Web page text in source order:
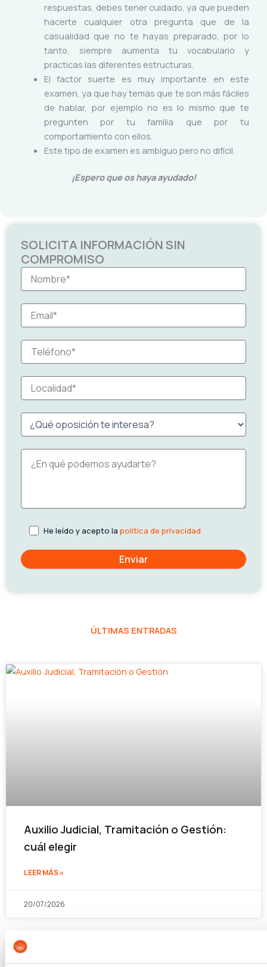
respuestas, debes tener cuidado, ya que pueden
hacerte cualquier otra pregunta que de la
casualidad que no te hayas preparado, por lo
tanto, siempre aumenta tu vocabulario y
practicas las diferentes estructuras.
El factor suerte es muy importante en este
examen, ya que hay temas que te son más fáciles
de hablar, por ejemplo no es lo mismo que te
pregunten por tu familia que por tu
comportamiento con ellos.
Este tipo de examen es ambiguo pero no difícil.
¡Espero que os haya ayudado!
SOLICITA INFORMACIÓN SIN
COMPROMISO
He leído y acepto lapolítica de privacidad
ÚLTIMAS ENTRADAS
Auxilio Judicial, Tramitación o Gestión:
cuál elegir
LEER MÁS »
20/07/2026